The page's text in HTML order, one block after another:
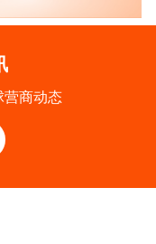
营商动态